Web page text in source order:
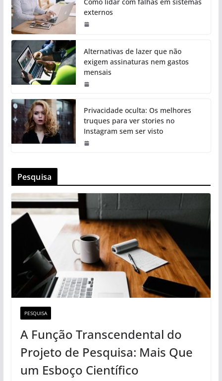
externos
Alternativas de lazer que não
exigem assinaturas nem gastos
mensais
Privacidade oculta: Os melhores
truques para ver stories no
Instagram sem ser visto
Pesquisa
PESQUISA
A Função Transcendental do
Projeto de Pesquisa: Mais Que
um Esboço Científico